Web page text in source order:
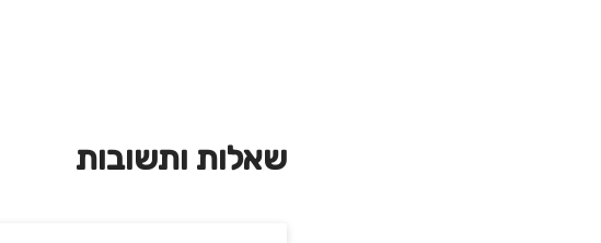
שאלות ותשובות